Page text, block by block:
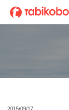
2015/09/17